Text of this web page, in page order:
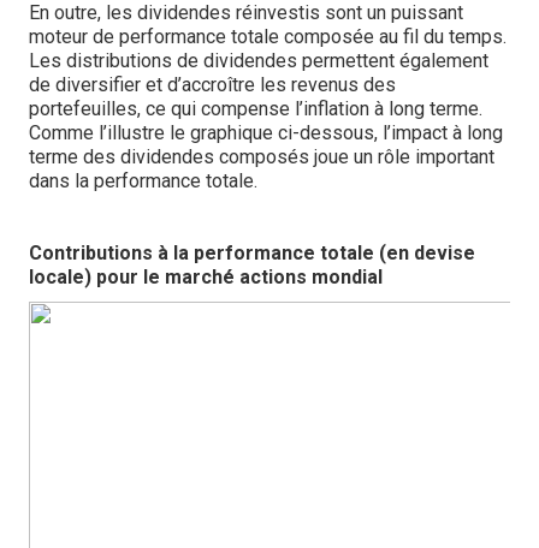
En outre, les dividendes réinvestis sont un puissant
moteur de performance totale composée au fil du temps.
Les distributions de dividendes permettent également
de diversifier et d’accroître les revenus des
portefeuilles, ce qui compense l’inflation à long terme.
Comme l’illustre le graphique ci-dessous, l’impact à long
terme des dividendes composés joue un rôle important
dans la performance totale.
Contributions à la performance totale (en devise
locale) pour le marché actions mondial